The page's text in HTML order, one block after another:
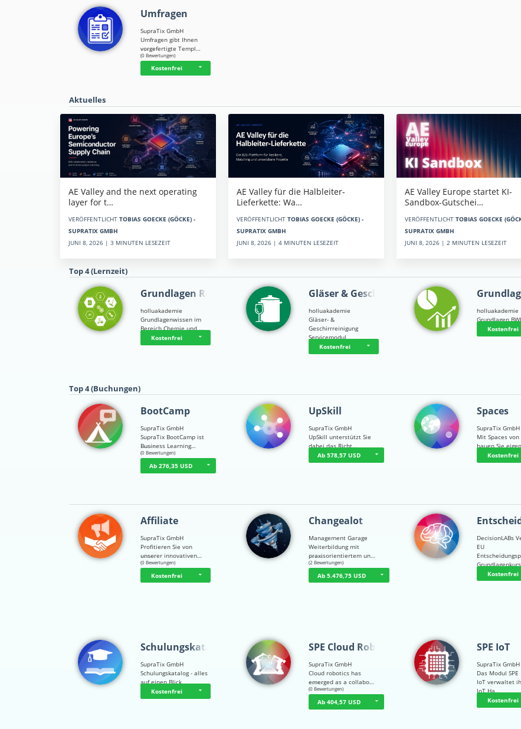
Umfragen
SupraTix GmbH
Umfragen gibt Ihnen
vorgefertigte Templ…
☆☆☆☆☆
(0 Bewertungen)
Kostenfrei
Aktuelles
AE Valley and the next operating
layer for t…
VERÖFFENTLICHT TOBIAS GOECKE (GÖCKE) -
SUPRATIX GMBH
JUNI 8, 2026 | 3 MINUTEN LESEZEIT
AE Valley für die Halbleiter-
Lieferkette: Wa…
VERÖFFENTLICHT TOBIAS GOECKE (GÖCKE) -
SUPRATIX GMBH
JUNI 8, 2026 | 4 MINUTEN LESEZEIT
AE Valley Europe startet KI-
Sandbox-Gutschei…
VERÖFFENTLICHT TOBIAS GOECKE
SUPRATIX GMBH
JUNI 8, 2026 | 2 MINUTEN LESEZEIT
Top 4 (Lernzeit)
Grundlagen Rein…
holluakademie
Grundlagenwissen im
Bereich Chemie und …
Kostenfrei
Gläser & Geschi…
holluakademie
Gläser- &
Geschirrreinigung
Servicemodul
Kostenfrei
holluakademie
Grundlagen
Kostenfrei
Top 4 (Buchungen)
BootCamp
SupraTix GmbH
SupraTix BootCamp ist
Business Learning…
☆☆☆☆ ☆
(0 Bewertungen)
Ab 276,35 USD
UpSkill
SupraTix GmbH
UpSkill unterstützt Sie
dabei das Richt…
Ab 578,57 USD
Spaces
SupraTix GmbH
Mit Spaces von
bauen Sie
Kostenfrei
Affiliate
SupraTix GmbH
Profitieren Sie von
unserer innovativen…
☆☆☆☆☆
(0 Bewertungen)
Kostenfrei
Changealot
Management Garage
Weiterbildung mit
praxisorientiertem un…
☆☆☆ ☆☆
(2 Bewertungen)
Ab 5.476,75 USD
DecisionLABs
EU
Kostenfrei
Schulungskatalog
SupraTix GmbH
Schulungskatalog - alles
auf einen Blick
Kostenfrei
SPE Cloud Robot…
SupraTix GmbH
Cloud robotics has
emerged as a collabo…
☆☆☆☆☆
(0 Bewertungen)
Ab 404,57 USD
SPE IoT
SupraTix GmbH
Das Modul SPE
IoT verwaltet
IoT Ha…
Kostenfrei